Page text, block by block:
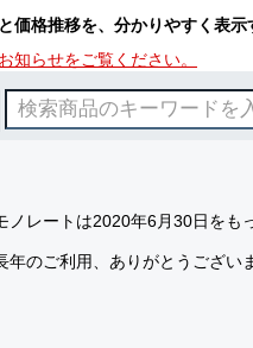
価格推移を、分かりやすく表示
知らせをご覧ください。
ノレートは2020年6月30日をも
年のご利用、ありがとうござい